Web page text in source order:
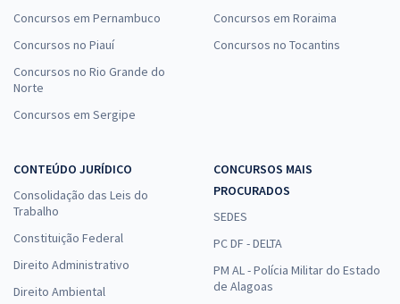
Concursos em Pernambuco
Concursos no Piauí
Concursos no Rio Grande do
Norte
Concursos em Sergipe
Concursos em Roraima
Concursos no Tocantins
CONTEÚDO JURÍDICO
Consolidação das Leis do
Trabalho
Constituição Federal
Direito Administrativo
Direito Ambiental
CONCURSOS MAIS
PROCURADOS
SEDES
PC DF - DELTA
PM AL - Polícia Militar do Estado
de Alagoas